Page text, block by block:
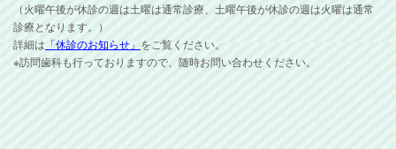
（火曜午後が休診の週は土曜は通常診療、土曜午後が休診の週は火曜は通常
診療となります。）
詳細は 「休診のお知らせ」 をご覧ください。
※訪問歯科も行っておりますので、随時お問い合わせください。